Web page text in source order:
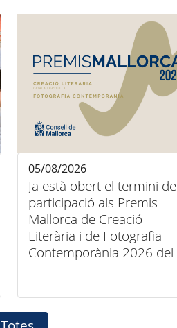
Ja està obert el termini de
participació als Premis
Mallorca de Creació
Literària i de Fotografia
Contemporània 2026 del
05/08/2026